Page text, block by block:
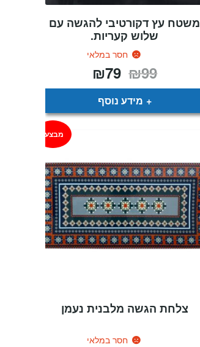
משטח עץ דקורטיבי להגשה עם
שלוש קעריות.
חסר במלאי
₪99 המחיר
המקורי
היה:
₪79
הוא:
מידע נוסף
צלחת הגשה מלבנית נעמן
חסר במלאי
מבצע!